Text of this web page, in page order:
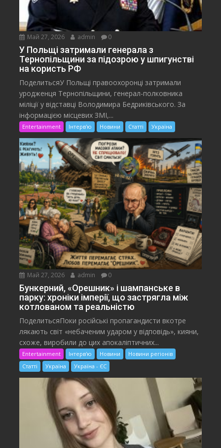
Май 27, 2026 admin 0
У Польщі затримали генерала з
Тернопільщини за підозрою у шпигунстві
на користь РФ
ПоделитьсяУ Польщі правоохоронці затримали
уродженця Тернопільщини, генерал-полковника
міліції у відставці Володимира Бедриківського. За
інформацією місцевих ЗМІ,...
Entertainment Інтерв'ю Новини Статті Україна
Май 27, 2026 admin 0
Бункерний, «Орешник» і шампанське в
парку: хроніки імперії, що застрягла між
котлованом та реальністю
ПоделитьсяПоки російські пропагандисти вкотре
лякають світ «небаченим ударом у відповідь», кияни,
схоже, виробили до цих апокаліптичних...
Entertainment Інтерв'ю Новини
Новини регіонів
Статті
Україна Україна - ЄС